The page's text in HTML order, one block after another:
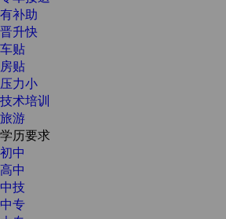
有补助
晋升快
车贴
房贴
压力小
技术培训
旅游
学历要求
初中
高中
中技
中专